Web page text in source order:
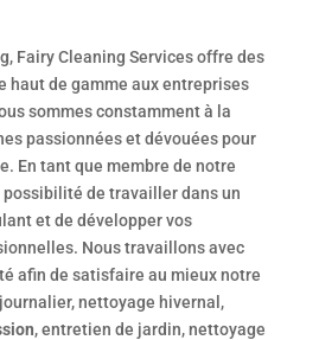
Fairy Cleaning Services offre des
haut de gamme aux entreprises
sommes constamment à la
passionnées et dévouées pour
En tant que membre de notre
possibilité de travailler dans un
et de développer vos
Nous travaillons avec
afin de satisfaire au mieux notre
nettoyage hivernal,
, entretien de jardin, nettoyage